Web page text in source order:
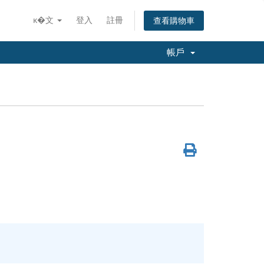
ĸ�文 登入 註冊 查看購物車
帳戶